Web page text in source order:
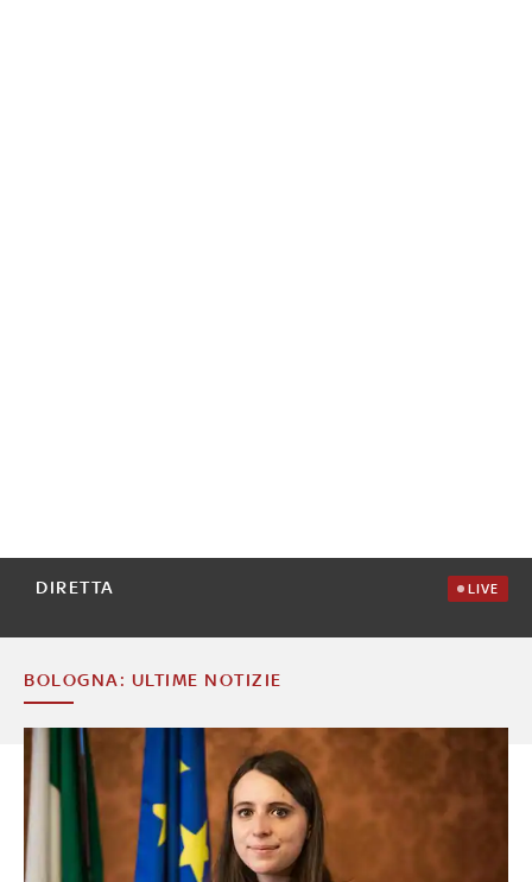
DIRETTA LIVE
BOLOGNA: ULTIME NOTIZIE